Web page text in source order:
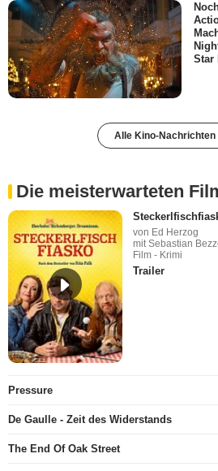
Star
Alle Kino-Nachrichten
Die meisterwarteten
von Ed Herzog
mit Sebastian
Film - Krimi
Trailer
Pressure
De Gaulle - Zeit des Widerstands
The End Of Oak Street